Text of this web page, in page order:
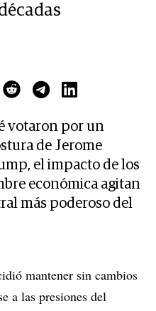
votaron por un
de Jerome
el impacto de los
económica agitan
más poderoso del
mantener sin cambios
a las presiones del